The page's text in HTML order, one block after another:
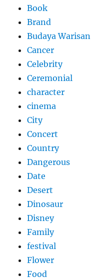
Book
Brand
Budaya Warisan
Cancer
Celebrity
Ceremonial
character
cinema
City
Concert
Country
Dangerous
Date
Desert
Dinosaur
Disney
Family
festival
Flower
Food